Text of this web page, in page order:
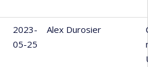
2023-
05-25
Alex Durosier